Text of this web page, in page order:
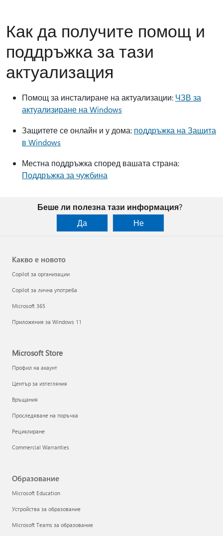
Как да получите помощ и
поддръжка за тази
актуализация
Помощ за инсталиране на актуализации: ЧЗВ за
актуализиране на Windows
Защитете се онлайн и у дома: поддръжка на Защита
в Windows
Местна поддръжка според вашата страна:
Поддръжка за чужбина
Беше ли полезна тази информация?
Да
Не
Какво е новото
Copilot за организации
Copilot за лична употреба
Microsoft 365
Приложения за Windows 11
Microsoft Store
Профил на акаунт
Център за изтегляния
Връщания
Проследяване на поръчка
Рециклиране
Commercial Warranties
Образование
Microsoft Education
Устройства за образование
Microsoft Teams за образование